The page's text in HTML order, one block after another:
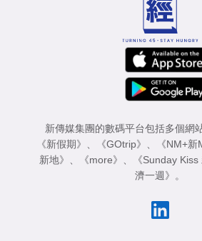
新傳媒集團的數碼平台包括多個網
《新假期》
《GOtrip》 《NM+新
新地》
《more》 《Sunday Kiss
濟一週》
。